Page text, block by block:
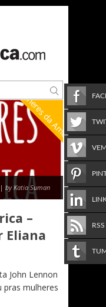
Mulheres da América
by Katia Suman
–
Eliana
John Lennon
pras mulheres
RSS